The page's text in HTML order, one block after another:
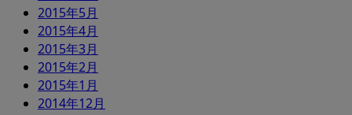
2015年5月
2015年4月
2015年3月
2015年2月
2015年1月
2014年12月